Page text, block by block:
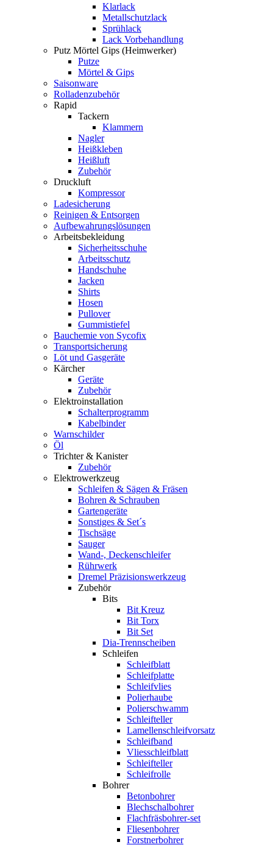
Klarlack
Metallschutzlack
Sprühlack
Lack Vorbehandlung
Putz Mörtel Gips (Heimwerker)
Putze
Mörtel & Gips
Saisonware
Rolladenzubehör
Rapid
Tackern
Klammern
Nagler
Heißkleben
Heißluft
Zubehör
Druckluft
Kompressor
Ladesicherung
Reinigen & Entsorgen
Aufbewahrungslösungen
Arbeitsbekleidung
Sicherheitsschuhe
Arbeitsschutz
Handschuhe
Jacken
Shirts
Hosen
Pullover
Gummistiefel
Bauchemie von Sycofix
Transportsicherung
Löt und Gasgeräte
Kärcher
Geräte
Zubehör
Elektroinstallation
Schalterprogramm
Kabelbinder
Warnschilder
Öl
Trichter & Kanister
Zubehör
Elektrowerkzeug
Schleifen & Sägen & Fräsen
Bohren & Schrauben
Gartengeräte
Sonstiges & Set´s
Tischsäge
Sauger
Wand-, Deckenschleifer
Rührwerk
Dremel Präzisionswerkzeug
Zubehör
Bits
Bit Kreuz
Bit Torx
Bit Set
Dia-Trennscheiben
Schleifen
Schleifblatt
Schleifplatte
Schleifvlies
Polierhaube
Polierschwamm
Schleifteller
Lamellenschleifvorsatz
Schleifband
Vliesschleifblatt
Schleifteller
Schleifrolle
Bohrer
Betonbohrer
Blechschalbohrer
Flachfräsbohrer-set
Fliesenbohrer
Forstnerbohrer